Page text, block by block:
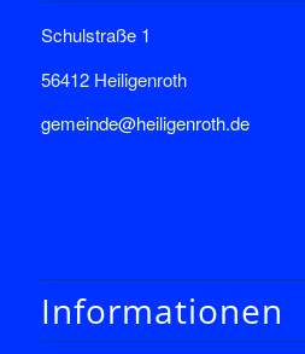
Schulstraße 1
56412 Heiligenroth
gemeinde@heiligenroth.de
Informationen